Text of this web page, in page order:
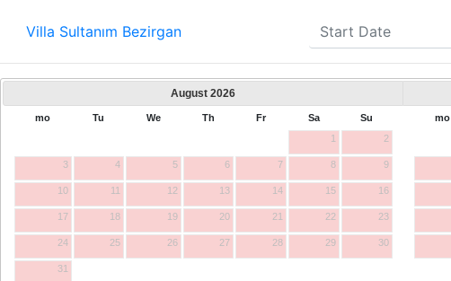
Villa Sultanım Bezirgan
August 2026
mo Tu We Th Fr Sa
Su
1
2
3 4 5 6 7 8 9
10 11 12 13 14 15 16
17 18 19 20 21 22 23
24 25 26 27 28 29 30
31
mo